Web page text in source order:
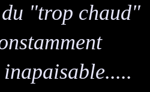
"trop chaud"